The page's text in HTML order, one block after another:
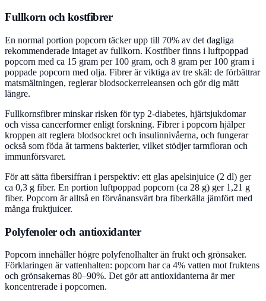
Fullkorn och kostfibrer
En normal portion popcorn täcker upp till 70% av det dagliga
rekommenderade intaget av fullkorn. Kostfiber finns i luftpoppad
popcorn med ca 15 gram per 100 gram, och 8 gram per 100 gram i
poppade popcorn med olja. Fibrer är viktiga av tre skäl: de förbättrar
matsmältningen, reglerar blodsockerreleansen och gör dig mätt
längre.
Fullkornsfibrer minskar risken för typ 2-diabetes, hjärtsjukdomar
och vissa cancerformer enligt forskning. Fibrer i popcorn hjälper
kroppen att reglera blodsockret och insulinnivåerna, och fungerar
också som föda åt tarmens bakterier, vilket stödjer tarmfloran och
immunförsvaret.
För att sätta fibersiffran i perspektiv: ett glas apelsinjuice (2 dl) ger
ca 0,3 g fiber. En portion luftpoppad popcorn (ca 28 g) ger 1,21 g
fiber. Popcorn är alltså en förvånansvärt bra fiberkälla jämfört med
många fruktjuicer.
Polyfenoler och antioxidanter
Popcorn innehåller högre polyfenolhalter än frukt och grönsaker.
Förklaringen är vattenhalten: popcorn har ca 4% vatten mot fruktens
och grönsakernas 80–90%. Det gör att antioxidanterna är mer
koncentrerade i popcornen.